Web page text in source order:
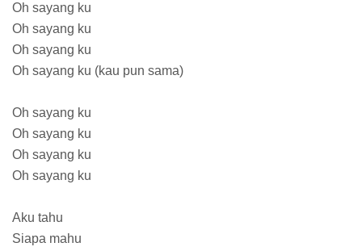
Oh sayang ku
Oh sayang ku
Oh sayang ku
Oh sayang ku (kau pun sama)
Oh sayang ku
Oh sayang ku
Oh sayang ku
Oh sayang ku
Aku tahu
Siapa mahu